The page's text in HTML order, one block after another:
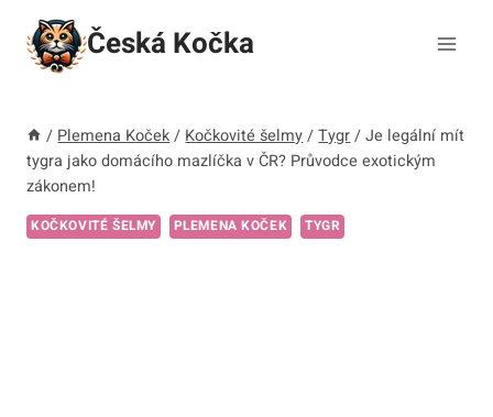
Přeskočit
obsah
Česká Kočka
/ Plemena Koček / Kočkovité šelmy / Tygr / Je legální mít
tygra jako domácího mazlíčka v ČR? Průvodce exotickým
zákonem!
KOČKOVITÉ ŠELMY PLEMENA KOČEK TYGR